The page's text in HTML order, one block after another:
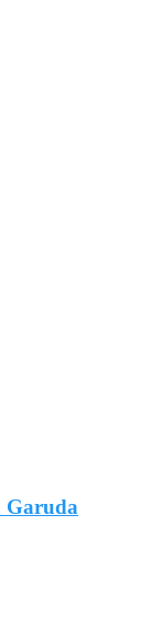
Garuda